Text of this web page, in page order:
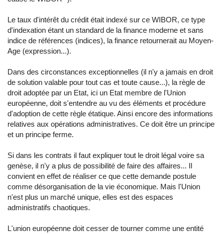
Le taux d'intérêt du crédit était indexé sur ce WIBOR, ce type
d'indexation étant un standard de la finance moderne et sans
indice de références (indices), la finance retournerait au Moyen-
Age (expression...).
Dans des circonstances exceptionnelles (il n'y a jamais en droit
de solution valable pour tout cas et toute cause...), la règle de
droit adoptée par un Etat, ici un Etat membre de l'Union
européenne, doit s'entendre au vu des éléments et procédure
d'adoption de cette règle étatique. Ainsi encore des informations
relatives aux opérations administratives. Ce doit être un principe
et un principe ferme.
Si dans les contrats il faut expliquer tout le droit légal voire sa
genèse, il n'y a plus de possibilité de faire des affaires... Il
convient en effet de réaliser ce que cette demande postule
comme désorganisation de la vie économique. Mais l'Union
n'est plus un marché unique, elles est des espaces
administratifs chaotiques.
L'union européenne doit cesser de tourner comme une entité